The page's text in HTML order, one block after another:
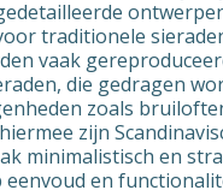
traditionele
vaak
die gedragen
zoals
zijn
minimalistisch en
en